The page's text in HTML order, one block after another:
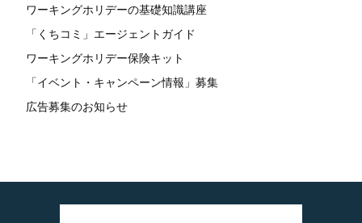
ワーキングホリデーの基礎知識講座
「くちコミ」エージェントガイド
ワーキングホリデー保険キット
「イベント・キャンペーン情報」募集
広告募集のお知らせ